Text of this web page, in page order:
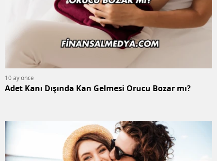
10 ay önce
Adet Kanı Dışında Kan Gelmesi Orucu Bozar mı?